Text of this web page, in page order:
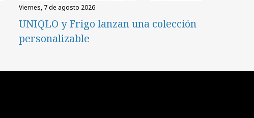
viernes, 7 de agosto 2026
UNIQLO y Frigo lanzan una colección
personalizable